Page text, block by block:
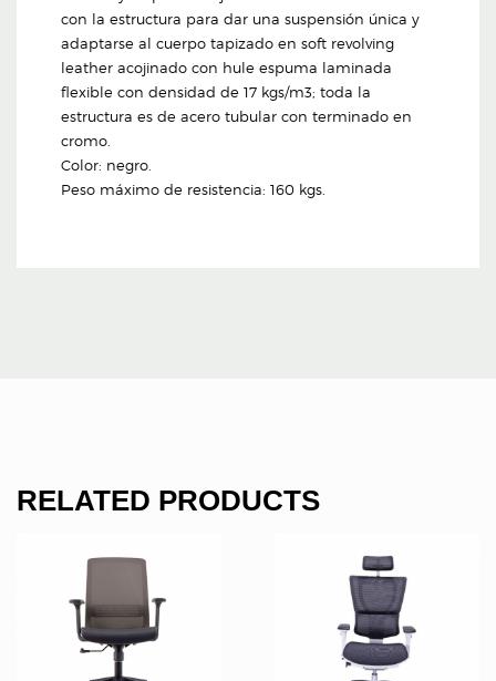
con la estructura para dar una suspensión única y
adaptarse al cuerpo tapizado en soft revolving
leather acojinado con hule espuma laminada
flexible con densidad de 17 kgs/m3; toda la
estructura es de acero tubular con terminado en
cromo.
Color: negro.
Peso máximo de resistencia: 160 kgs.
RELATED PRODUCTS